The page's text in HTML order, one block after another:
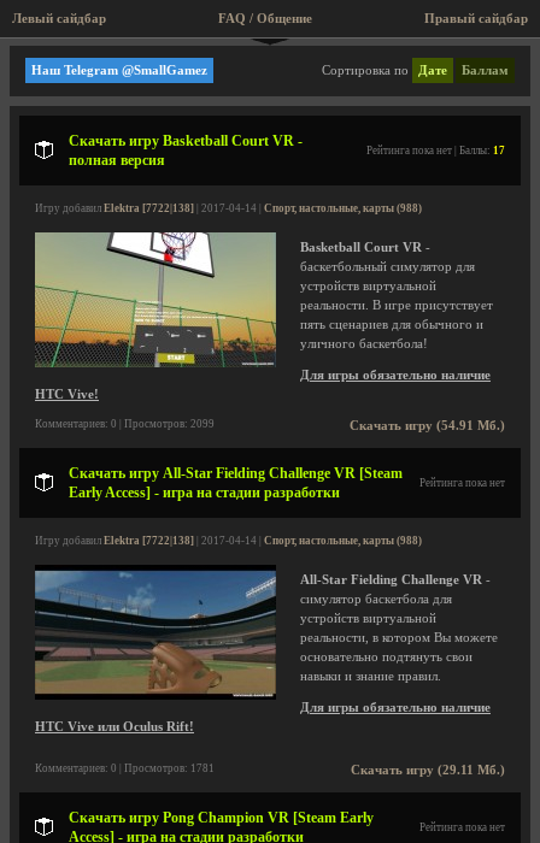
Левый сайдбар Правый сайдбар
FAQ / Общение
Спорт, настольные, карты
Сортировка по Дате Баллам
Наш Telegram @SmallGamez
Скачать игру Basketball Court VR -
полная версия
Рейтинга пока нет | Баллы: 17
Игру добавил Elektra [7722|138] | 2017-04-14 | Спорт, настольные, карты (988)
Basketball Court VR -
баскетбольный симулятор для
устройств виртуальной
реальности. В игре присутствует
пять сценариев для обычного и
уличного баскетбола!
Для игры обязательно наличие
HTC Vive!
Скачать игру (54.91 Мб.)
Комментариев: 0 | Просмотров: 2099
Скачать игру All-Star Fielding Challenge VR [Steam
Early Access] - игра на стадии разработки
Рейтинга пока нет
Игру добавил Elektra [7722|138] | 2017-04-14 | Спорт, настольные, карты (988)
All-Star Fielding Challenge VR -
симулятор баскетбола для
устройств виртуальной
реальности, в котором Вы можете
основательно подтянуть свои
навыки и знание правил.
Для игры обязательно наличие
HTC Vive или Oculus Rift!
Скачать игру (29.11 Мб.)
Комментариев: 0 | Просмотров: 1781
Скачать игру Pong Champion VR [Steam Early
Access] - игра на стадии разработки
Рейтинга пока нет